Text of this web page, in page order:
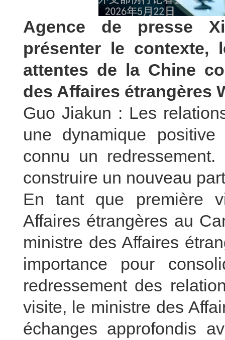
Agence de presse
présenter le contexte,
attentes de la Chine
des Affaires étrangères
Guo Jiakun : Les
une dynamique
connu un
construire un nouveau
En tant que première
Affaires étrangères au
ministre des Affaires
importance pour
redressement des
visite, le ministre des
échanges approfondis